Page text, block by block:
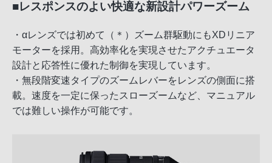
■レスポンスのよい快適な新設計パワーズーム
・αレンズでは初めて（＊）ズーム群駆動にもXDリニア
モーターを採用。高効率化を実現させたアクチュエータ
設計と応答性に優れた制御を実現しています。
・無段階変速タイプのズームレバーをレンズの側面に搭
載。速度を一定に保ったスローズームなど、マニュアル
では難しい操作が可能です。